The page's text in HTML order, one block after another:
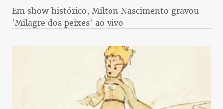
Em show histórico, Milton Nascimento gravou
'Milagre dos peixes' ao vivo